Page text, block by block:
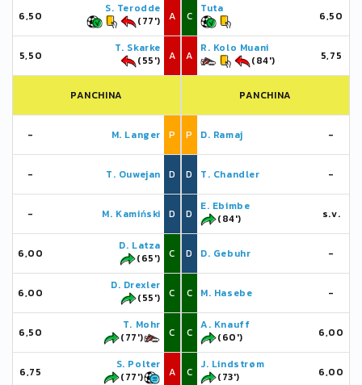
6,50
S. Terodde
(77')
A
5,50
T. Skarke
(55')
A
PANCHINA
- M. Langer P
- T. Ouwejan D
- M. Kamiński D
6,00
D. Latza
(65')
C
6,00
D. Drexler
(55')
C
6,50
T. Mohr
(77')
C
6,75
S. Polter
(77')
A
C
Tuta
6,50
A
R. Kolo Muani
(84')
5,75
PANCHINA
P D. Ramaj -
D T. Chandler -
D
E. Ebimbe
(84')
s.v.
D D. Gebuhr -
C M. Hasebe -
C
A. Knauff
(60')
6,00
C
J. Lindstrøm
(73')
6,00